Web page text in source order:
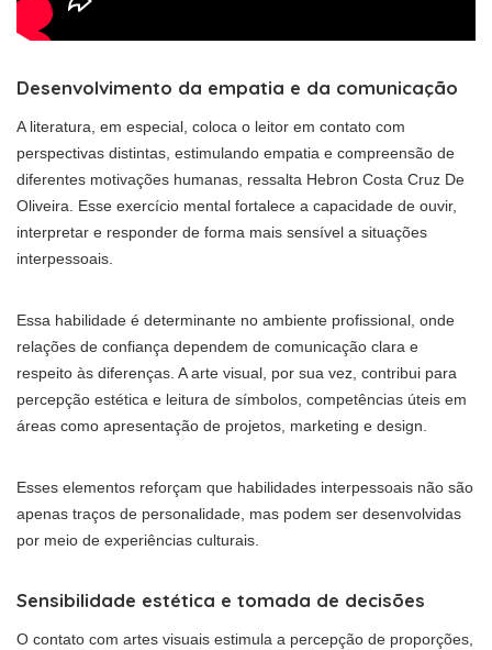
Desenvolvimento da empatia e da comunicação
A literatura, em especial, coloca o leitor em contato com
perspectivas distintas, estimulando empatia e compreensão de
diferentes motivações humanas, ressalta Hebron Costa Cruz De
Oliveira. Esse exercício mental fortalece a capacidade de ouvir,
interpretar e responder de forma mais sensível a situações
interpessoais.
Essa habilidade é determinante no ambiente profissional, onde
relações de confiança dependem de comunicação clara e
respeito às diferenças. A arte visual, por sua vez, contribui para
percepção estética e leitura de símbolos, competências úteis em
áreas como apresentação de projetos, marketing e design.
Esses elementos reforçam que habilidades interpessoais não são
apenas traços de personalidade, mas podem ser desenvolvidas
por meio de experiências culturais.
Sensibilidade estética e tomada de decisões
O contato com artes visuais estimula a percepção de proporções,